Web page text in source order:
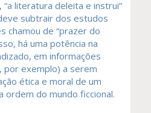
literatura deleita e instrui”
subtrair dos estudos
chamou de “prazer do
há uma potência na
em informações
por exemplo) a serem
ética e moral de um
ordem do mundo ficcional.